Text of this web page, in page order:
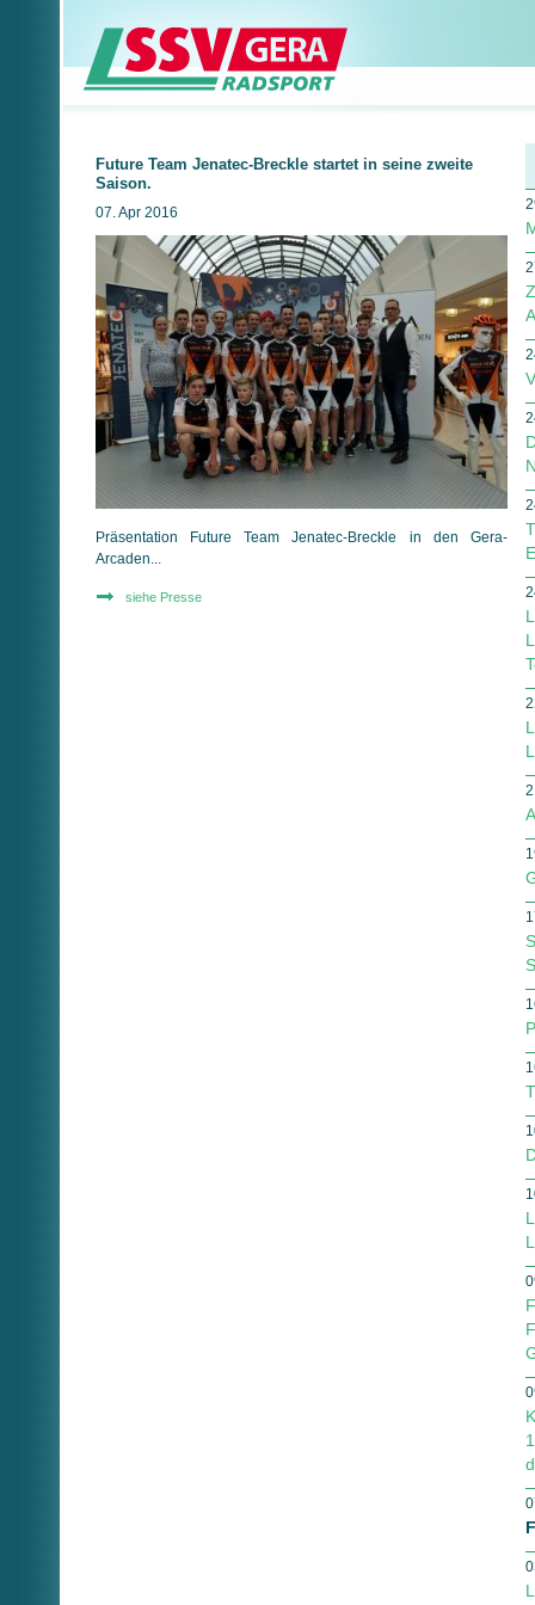
Future Team Jenatec-Breckle startet in seine zweite
Saison.
07. Apr 2016
Präsentation Future Team Jenatec-Breckle in den Gera-
Arcaden...
siehe Presse